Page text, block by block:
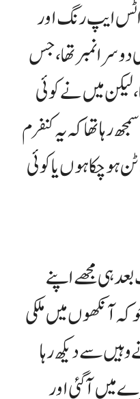
ایپ رنگ اور
دوسرا نمبر تھا، جس
لیکن میں نے کوئی
رہا تھا کہ یہ کنفرم
ہو چکا ہوں یا کوئی
ہی مجھے اپنے
کہ آنکھوں میں ملکی
سے دیکھ رہا
میں آگئی اور